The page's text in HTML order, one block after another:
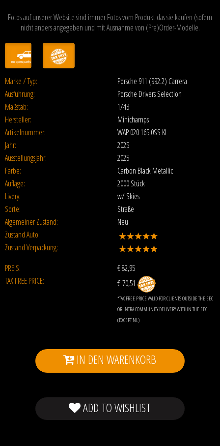
Fotos auf unserer Website sind immer Fotos vom Produkt das sie kaufen (sofern
nicht anders angegeben und mit Ausnahme von (Pre)Order-Modelle.
Marke / Typ:
Porsche 911 (992.2) Carrera
Ausführung:
Porsche Drivers Selection
Maßstab:
1/43
Hersteller:
Minichamps
Artikelnummer:
WAP 020 165 0SS KI
Jahr:
2025
Ausstellungsjahr:
2025
Farbe:
Carbon Black Metallic
Auflage:
2000 Stück
Livery:
w/ Skies
Sorte:
Straße
Algemeiner Zustand:
Neu
Zustand Auto:
Zustand Verpackung:
PREIS:
€82,95
TAX FREE PRICE:
€ 70,51
*TAX FREE PRICE VALID FOR CLIENTS OUTSIDE THE EEC
OR INTRA COMMUNITY DELIVERY WITHIN THE EEC
(EXCEPT NL)
IN DEN WARENKORB
ADD TO WISHLIST